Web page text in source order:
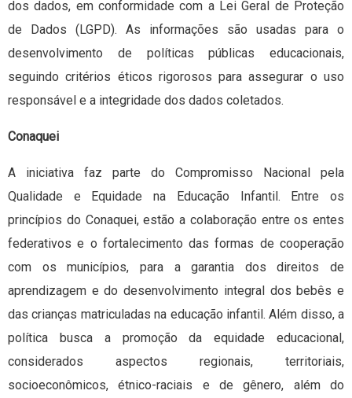
dos dados, em conformidade com a Lei Geral de Proteção
de Dados (LGPD). As informações são usadas para o
desenvolvimento de políticas públicas educacionais,
seguindo critérios éticos rigorosos para assegurar o uso
responsável e a integridade dos dados coletados.
Conaquei
A iniciativa faz parte do Compromisso Nacional pela
Qualidade e Equidade na Educação Infantil. Entre os
princípios do Conaquei, estão a colaboração entre os entes
federativos e o fortalecimento das formas de cooperação
com os municípios, para a garantia dos direitos de
aprendizagem e do desenvolvimento integral dos bebês e
das crianças matriculadas na educação infantil. Além disso, a
política busca a promoção da equidade educacional,
considerados aspectos regionais, territoriais,
socioeconômicos, étnico-raciais e de gênero, além do